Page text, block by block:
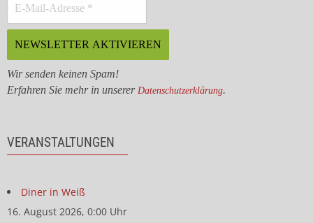
Wir senden keinen Spam!
Erfahren Sie mehr in unserer Datenschutzerklärung.
VERANSTALTUNGEN
Diner in Weiß
16. August 2026, 0:00 Uhr